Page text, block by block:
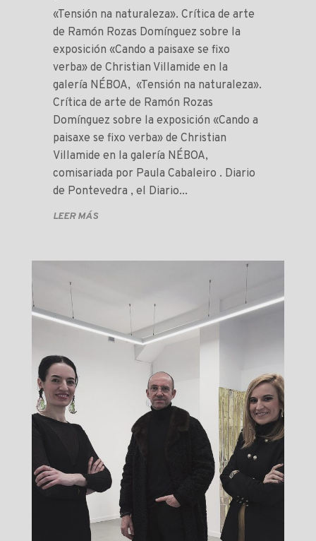
«Tensión na naturaleza». Crítica de arte
de Ramón Rozas Domínguez sobre la
exposición «Cando a paisaxe se fixo
verba» de Christian Villamide en la
galería NÉBOA, «Tensión na naturaleza».
Crítica de arte de Ramón Rozas
Domínguez sobre la exposición «Cando a
paisaxe se fixo verba» de Christian
Villamide en la galería NÉBOA,
comisariada por Paula Cabaleiro . Diario
de Pontevedra , el Diario...
LEER MÁS